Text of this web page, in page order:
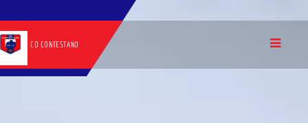
CD CONTESTANO